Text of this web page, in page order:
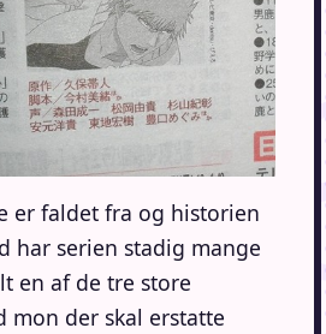
er faldet fra og historien
har serien stadig mange
en af de tre store
mon der skal erstatte